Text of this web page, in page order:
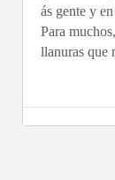
ás gente y
Para
llanuras que